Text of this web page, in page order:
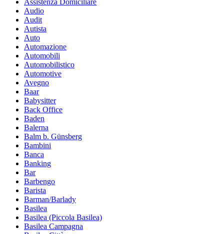
Assistenza Domiciliare
Audio
Audit
Autista
Auto
Automazione
Automobili
Automobilistico
Automotive
Avegno
Baar
Babysitter
Back Office
Baden
Balerna
Balm b. Günsberg
Bambini
Banca
Banking
Bar
Barbengo
Barista
Barman/Barlady
Basilea
Basilea (Piccola Basilea)
Basilea Campagna